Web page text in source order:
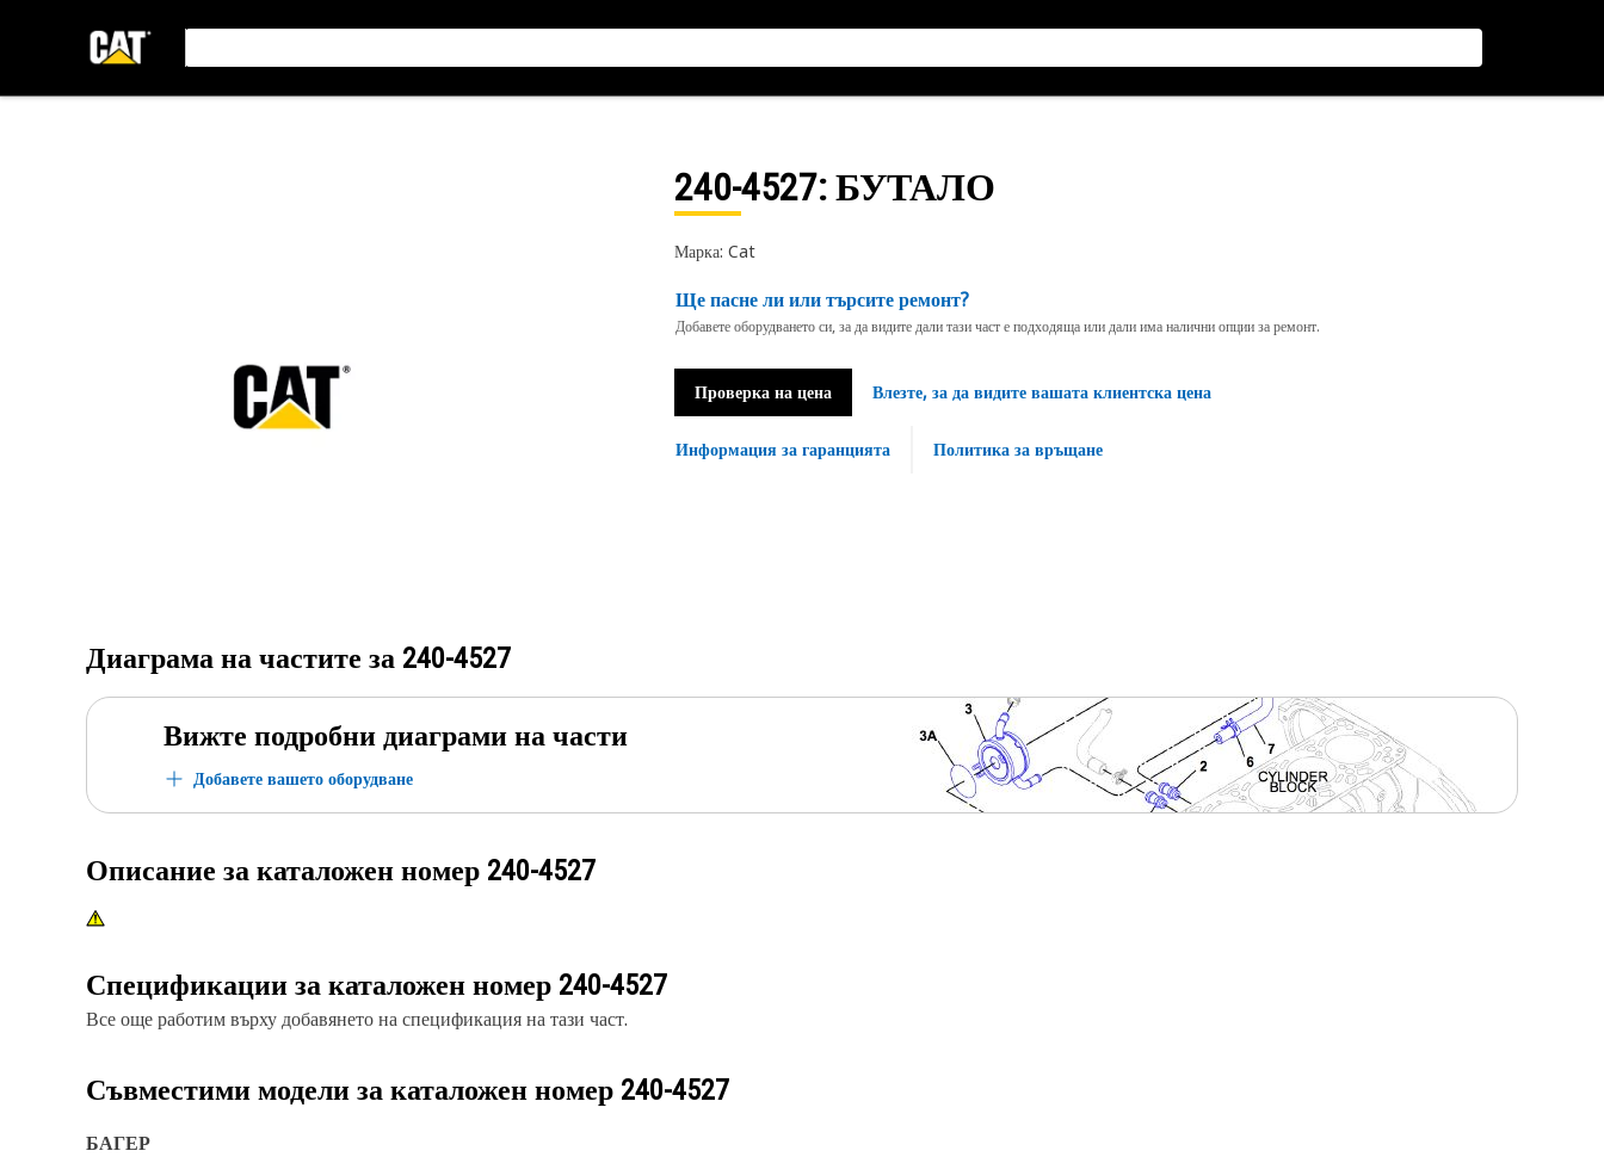
240-4527: БУТАЛО
Марка: Cat
Ще пасне ли или търсите ремонт?
Добавете оборудването си, за да видите дали тази част е подходяща или дали има налични опции за ремонт.
Проверка на цена Влезте, за да видите вашата клиентска цена
Информация за гаранцията Политика за връщане
Диаграма на частите за 240-4527
Вижте подробни диаграми на части
Добавете вашето оборудване
Описание за каталожен номер 240-4527
Спецификации за каталожен номер 240-4527
Все още работим върху добавянето на спецификация на тази част.
Съвместими модели за каталожен номер 240-4527
БАГЕР